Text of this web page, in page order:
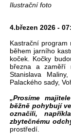
Ilustrační foto
4.březen 2026 -
Kastrační program
během jarního
koček. Kočky
března a zaměří
Stanislava
Palackého sady,
„Prosíme
běžně pohybují
označili,
zbytečnému
prostředí.